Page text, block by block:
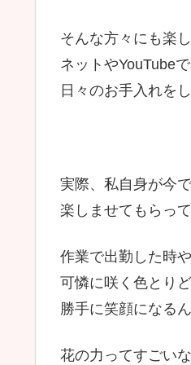
そんな方々にも楽
ネットやYouTube
日々のお手入れを
実際、私自身が今
楽しませてもらって
作業で出勤した時
可憐に咲く色とり
勝手に笑顔になる
花の力ってすごい